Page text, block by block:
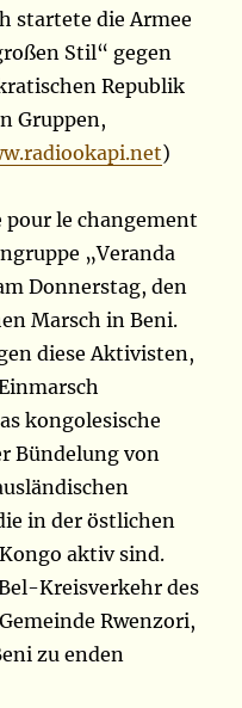
startete die Armee
Stil“ gegen
Republik
Gruppen,
)
pour le changement
„Veranda
Donnerstag, den
Marsch in Beni.
diese Aktivisten,
kongolesische
Bündelung von
in der östlichen
aktiv sind.
Kreisverkehr des
Rwenzori,
zu enden